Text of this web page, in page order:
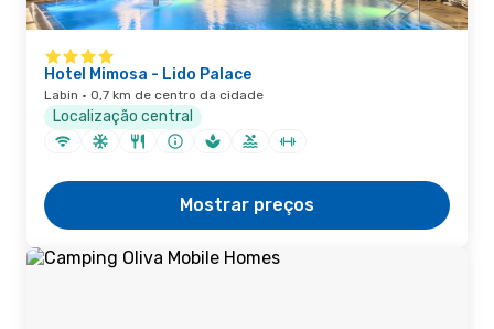
Hotel Mimosa - Lido Palace
Labin · 0,7 km de centro da cidade
Localização central
Mostrar preços